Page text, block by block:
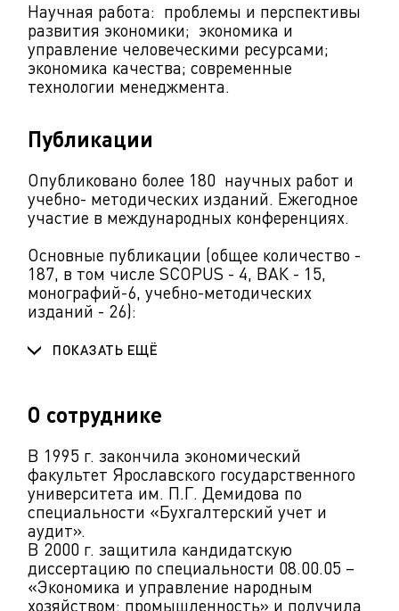
Научная работа: проблемы и перспективы
развития экономики; экономика и
управление человеческими ресурсами;
экономика качества; современные
технологии менеджмента.
Публикации
Опубликовано более 180 научных работ и
учебно- методических изданий. Ежегодное
участие в международных конференциях.
Основные публикации (общее количество -
187, в том числе SCOPUS - 4, ВАК - 15,
монографий-6, учебно-методических
изданий - 26):
ПОКАЗАТЬ ЕЩЁ
О сотруднике
В 1995 г. закончила экономический
факультет Ярославского государственного
университета им. П.Г. Демидова по
специальности «Бухгалтерский учет и
аудит».
В 2000 г. защитила кандидатскую
диссертацию по специальности 08.00.05 –
«Экономика и управление народным
хозяйством: промышленность» и получила